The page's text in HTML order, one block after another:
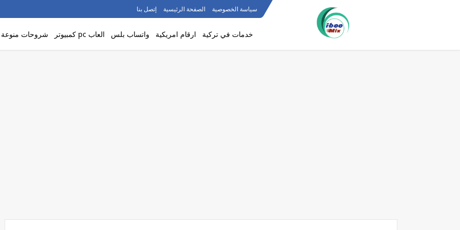
سياسة الخصوصية الصفحة الرئيسية إتصل بنا
خدمات في تركية ارقام امريكية واتساب بلس العاب pc كمبيوتر شروحات منوعة